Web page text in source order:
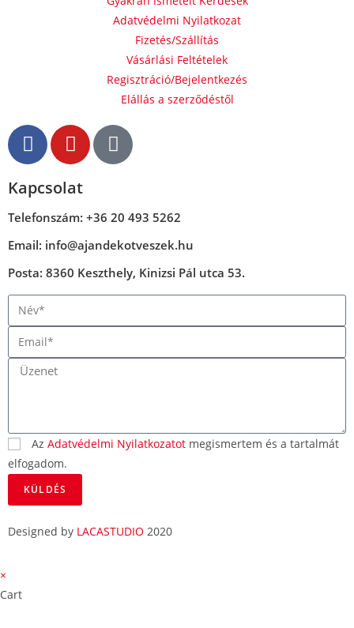
Adatvédelmi Nyilatkozat
Fizetés/Szállítás
Vásárlási Feltételek
Regisztráció/Bejelentkezés
Elállás a szerződéstől
Kapcsolat
Telefonszám: +36 20 493 5262
Email: info@ajandekotveszek.hu
Posta: 8360 Keszthely, Kinizsi Pál utca 53.
Az Adatvédelmi Nyilatkozatot megismertem és a tartalmát
elfogadom.
KÜLDÉS
Designed by LACASTUDIO 2020
×
Cart